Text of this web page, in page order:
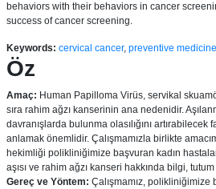
behaviors with their behaviors in cancer
success of cancer screening.
Keywords: cervical cancer, preventive medicine
Öz
Amaç: Human Papilloma Virüs, servikal
sıra rahim ağzı kanserinin ana nedenidir.
davranışlarda bulunma olasılığını
anlamak önemlidir. Çalışmamızla birlikte
hekimliği polikliniğimize başvuran kadın
aşısı ve rahim ağzı kanseri hakkında bilgi,
Gereç ve Yöntem: Çalışmamız, polikliniğimize